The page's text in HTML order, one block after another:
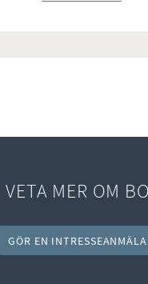
MER OM
GÖR EN